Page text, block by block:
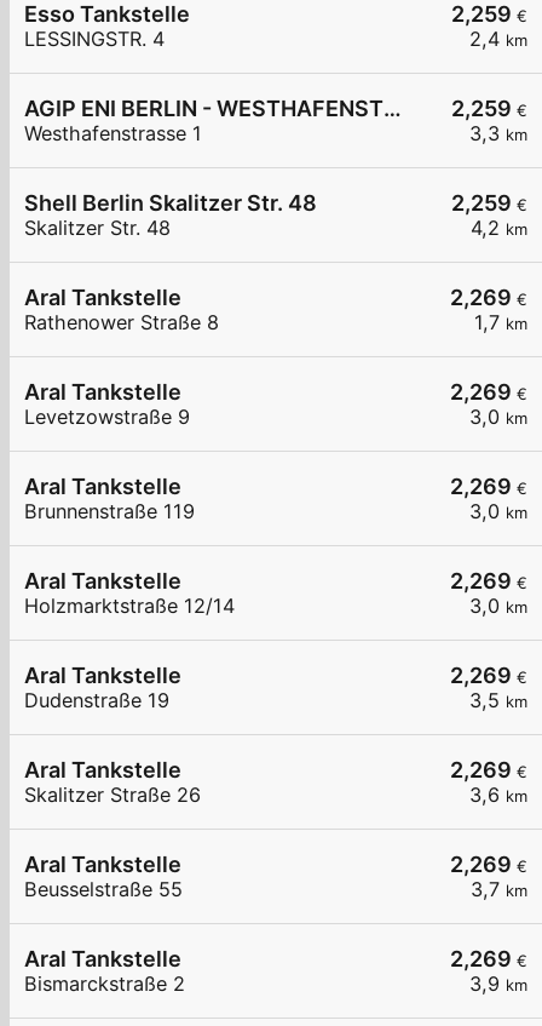
2,259 €
2,4 km
Esso Tankstelle
LESSINGSTR. 4
2,259 €
3,3 km
AGIP ENI BERLIN - WESTHAFENSTRASSE 1
Westhafenstrasse 1
2,259 €
4,2 km
Shell Berlin Skalitzer Str. 48
Skalitzer Str. 48
2,269 €
1,7 km
Aral Tankstelle
Rathenower Straße 8
2,269 €
3,0 km
Aral Tankstelle
Levetzowstraße 9
2,269 €
3,0 km
Aral Tankstelle
Brunnenstraße 119
2,269 €
3,0 km
Aral Tankstelle
Holzmarktstraße 12/14
2,269 €
3,5 km
Aral Tankstelle
Dudenstraße 19
2,269 €
3,6 km
Aral Tankstelle
Skalitzer Straße 26
2,269 €
3,7 km
Aral Tankstelle
Beusselstraße 55
2,269 €
3,9 km
Aral Tankstelle
Bismarckstraße 2